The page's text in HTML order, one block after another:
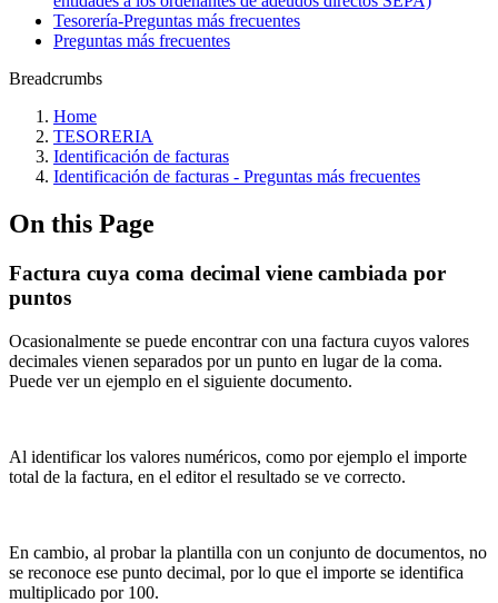
Tesorería‎-‎Preguntas más frecuentes‎
Preguntas más frecuentes
Breadcrumbs
Home
TESORERIA
Identificación de facturas
Identificación de facturas - Preguntas más frecuentes
On this Page
Factura cuya coma decimal viene cambiada por
puntos
Ocasionalmente se puede encontrar con una factura cuyos valores
decimales vienen separados por un punto en lugar de la coma.
Puede ver un ejemplo en el siguiente documento.
Al identificar los valores numéricos, como por ejemplo el importe
total de la factura, en el editor el resultado se ve correcto.
En cambio, al probar la plantilla con un conjunto de documentos, no
se reconoce ese punto decimal, por lo que el importe se identifica
multiplicado por 100.